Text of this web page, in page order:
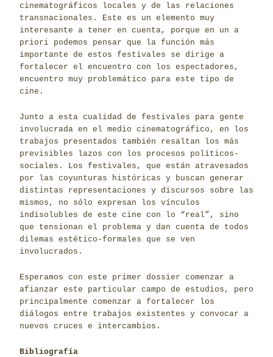
cinematográficos locales y de las relaciones
transnacionales. Este es un elemento muy
interesante a tener en cuenta, porque en un a
priori podemos pensar que la función más
importante de estos festivales se dirige a
fortalecer el encuentro con los espectadores,
encuentro muy problemático para este tipo de
cine.
Junto a esta cualidad de festivales para gente
involucrada en el medio cinematográfico, en los
trabajos presentados también resaltan los más
previsibles lazos con los procesos políticos-
sociales. Los festivales, que están atravesados
por las coyunturas históricas y buscan generar
distintas representaciones y discursos sobre las
mismos, no sólo expresan los vínculos
indisolubles de este cine con lo “real”, sino
que tensionan el problema y dan cuenta de todos
dilemas estético-formales que se ven
involucrados.
Esperamos con este primer dossier comenzar a
afianzar este particular campo de estudios, pero
principalmente comenzar a fortalecer los
diálogos entre trabajos existentes y convocar a
nuevos cruces e intercambios.
Bibliografía